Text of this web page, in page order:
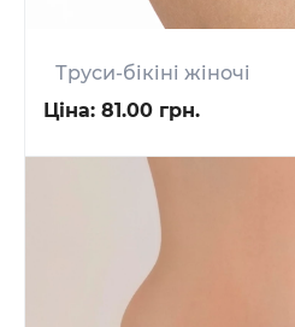
Труси-бікіні жіночі
Ціна: 81.00 грн.